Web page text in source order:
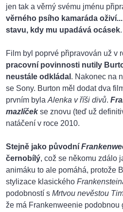
jen tak a věrný svému jménu
věrného psího kamaráda
stavu, kdy mu upadává ocásek.
Film byl poprvé připravován už v
pracovní povinnosti nutily
neustále odkládal . Nakonec na
se Sony. Burton měl dodat dva
prvním bylaAlenka v říši divů.
mazlíčekse znovu (teď už
natáčení v roce 2010.
Stejně jako původní
černobílý, což se někomu zdálo
animáku to ale pomáhá, protože
stylizace klasického
podobností s Mrtvou nevěstou
že má Frankenweenie podobnou